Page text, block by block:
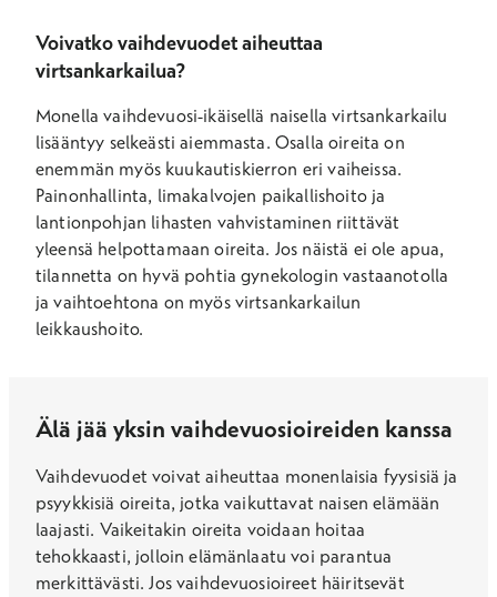
Voivatko vaihdevuodet aiheuttaa
virtsankarkailua?
Monella vaihdevuosi-ikäisellä naisella virtsankarkailu
lisääntyy selkeästi aiemmasta. Osalla oireita on
enemmän myös kuukautiskierron eri vaiheissa.
Painonhallinta, limakalvojen paikallishoito ja
lantionpohjan lihasten vahvistaminen riittävät
yleensä helpottamaan oireita. Jos näistä ei ole apua,
tilannetta on hyvä pohtia gynekologin vastaanotolla
ja vaihtoehtona on myös virtsankarkailun
leikkaushoito.
Älä jää yksin vaihdevuosioireiden kanssa
Vaihdevuodet voivat aiheuttaa monenlaisia fyysisiä ja
psyykkisiä oireita, jotka vaikuttavat naisen elämään
laajasti. Vaikeitakin oireita voidaan hoitaa
tehokkaasti, jolloin elämänlaatu voi parantua
merkittävästi. Jos vaihdevuosioireet häiritsevät